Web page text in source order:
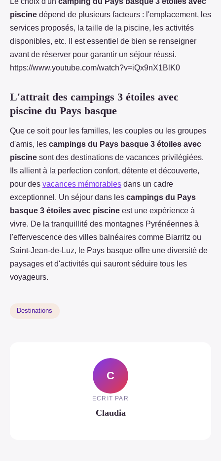
piscine dépend de plusieurs facteurs : l'emplacement, les
services proposés, la taille de la piscine, les activités
disponibles, etc. Il est essentiel de bien se renseigner
avant de réserver pour garantir un séjour réussi.
https://www.youtube.com/watch?v=iQx9nX1BlK0
L'attrait des campings 3 étoiles avec
piscine du Pays basque
Que ce soit pour les familles, les couples ou les groupes
d'amis, les campings du Pays basque 3 étoiles avec
piscine sont des destinations de vacances privilégiées.
Ils allient à la perfection confort, détente et découverte,
pour des vacances mémorables dans un cadre
exceptionnel. Un séjour dans les campings du Pays
basque 3 étoiles avec piscine est une expérience à
vivre. De la tranquillité des montagnes Pyrénéennes à
l'effervescence des villes balnéaires comme Biarritz ou
Saint-Jean-de-Luz, le Pays basque offre une diversité de
paysages et d'activités qui sauront séduire tous les
voyageurs.
Destinations
C
ECRIT PAR
Claudia